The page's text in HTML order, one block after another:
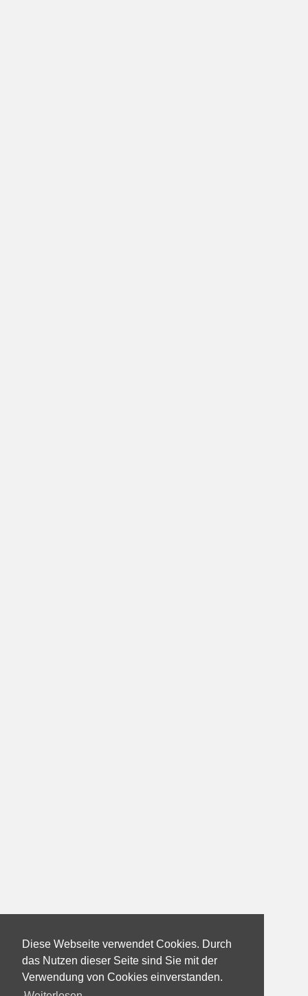
Diese Webseite verwendet Cookies. Durch
das Nutzen dieser Seite sind Sie mit der
Verwendung von Cookies einverstanden.